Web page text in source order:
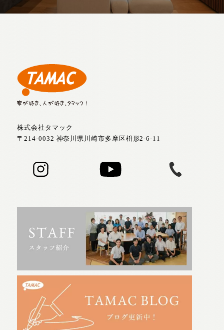
株式会社タマック
〒214-0032 神奈川県川崎市多摩区枡形2-6-11